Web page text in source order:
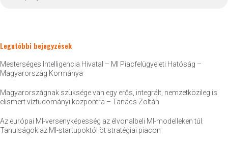
Legutóbbi bejegyzések
Mesterséges Intelligencia Hivatal – MI Piacfelügyeleti Hatóság –
Magyarország Kormánya
Magyarországnak szüksége van egy erős, integrált, nemzetközileg is
elismert víztudományi központra – Tanács Zoltán
Az európai MI-versenyképesség az élvonalbeli MI-modelleken túl.
Tanulságok az MI-startupoktól öt stratégiai piacon